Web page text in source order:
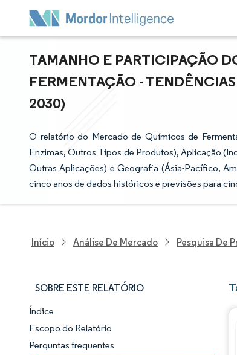
TAMANHO E PARTICIPAÇÃO
FERMENTAÇÃO -
2030)
O relatório do Mercado de Químicos de
Enzimas, Outros Tipos de Produtos), Aplicação
Outras Aplicações) e Geografia (Ásia-Pacífico,
cinco anos de dados históricos e previsões para
Início Análise De Mercado Pesquisa De
SOBRE ESTE RELATÓRIO
Panorama do Mercado
Visão Geral do Mercado
Índice
Escopo do Relatório
Perguntas frequentes